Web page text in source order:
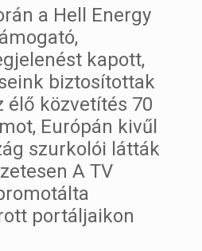
a Hell Energy
kapott,
biztosítottak
élő közvetítés 70
Európán kivűl
szurkolói látták
A TV
portáljaikon